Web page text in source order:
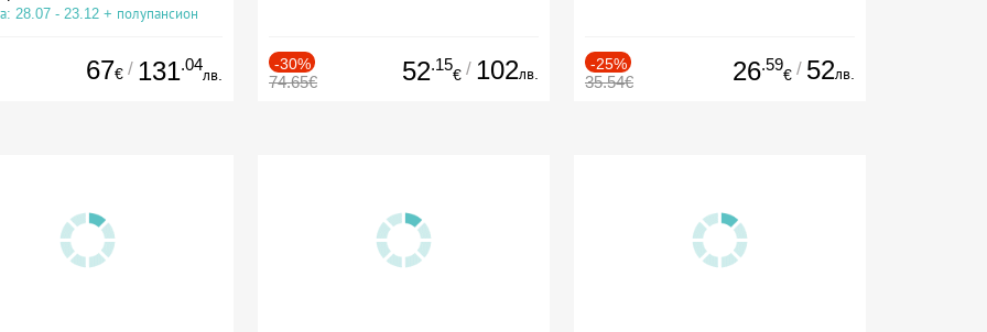
28.07 - 23.12 + полупансион
67€ / 131.04
лв.
-30%
74.65€ 52.15
€ / 102лв.
-25%
35.54€ 26.59
€ / 52лв.